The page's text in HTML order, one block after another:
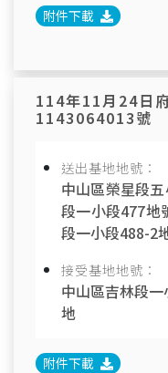
附件下載
114年11月24日
1143064013號
送出基地地號：
中山區榮星段
段一小段477地
段一小段488-2
接受基地地號：
中山區吉林段
地
附件下載